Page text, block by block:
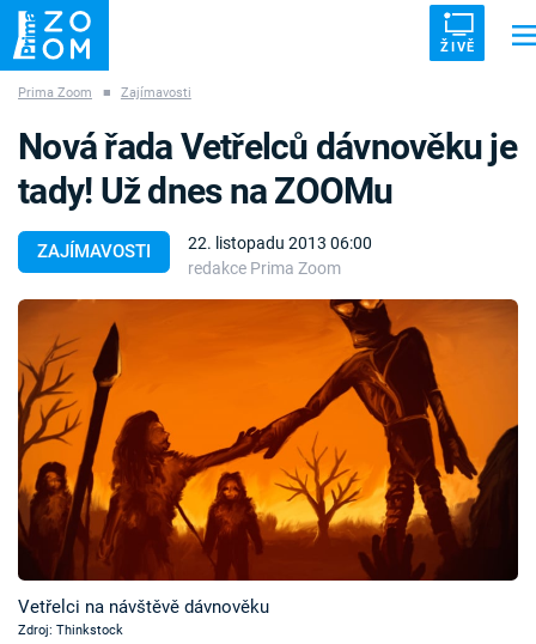
ŽIVĚ
VETŘELCI DÁVNOVĚKU
Témata
Témata
Pořady
TV Program
Časopis
Sledujte prima+
Prima Zoom ■ Zajímavosti
ZAJÍMAVOSTI
22. listopadu 2013 06:00
redakce Prima Zoom
Nová řada Vetřelců dávnověku je
tady! Už dnes na ZOOMu
Vetřelci na návštěvě dávnověku
Zdroj: Thinkstock